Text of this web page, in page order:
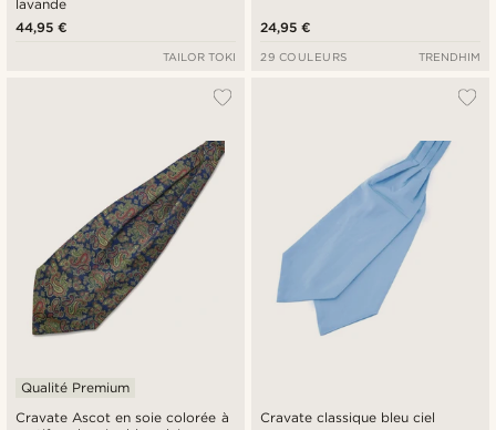
lavande
44,95 €
TAILOR TOKI
24,95 €
29 COULEURS TRENDHIM
Cravate Ascot en soie colorée à
Qualité Premium
Cravate classique bleu ciel